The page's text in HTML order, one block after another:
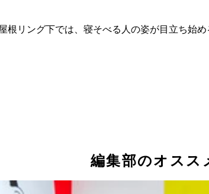
根リング下では、寝そべる人の姿が目立ち
編集部のオスス